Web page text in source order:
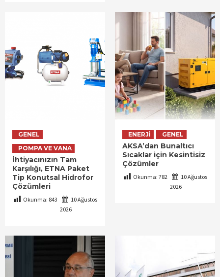
GENEL
POMPA VE VANA
İhtiyacınızın Tam
Karşılığı, ETNA Paket
Tip Konutsal Hidrofor
Çözümleri
Okunma: 843
10 Ağustos
2026
ENERJI GENEL
AKSA’dan Bunaltıcı
Sıcaklar için Kesintisiz
Çözümler
Okunma: 782
10 Ağustos
2026